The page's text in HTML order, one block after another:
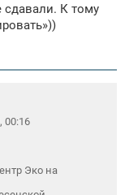
К тому
00:16
Эко на